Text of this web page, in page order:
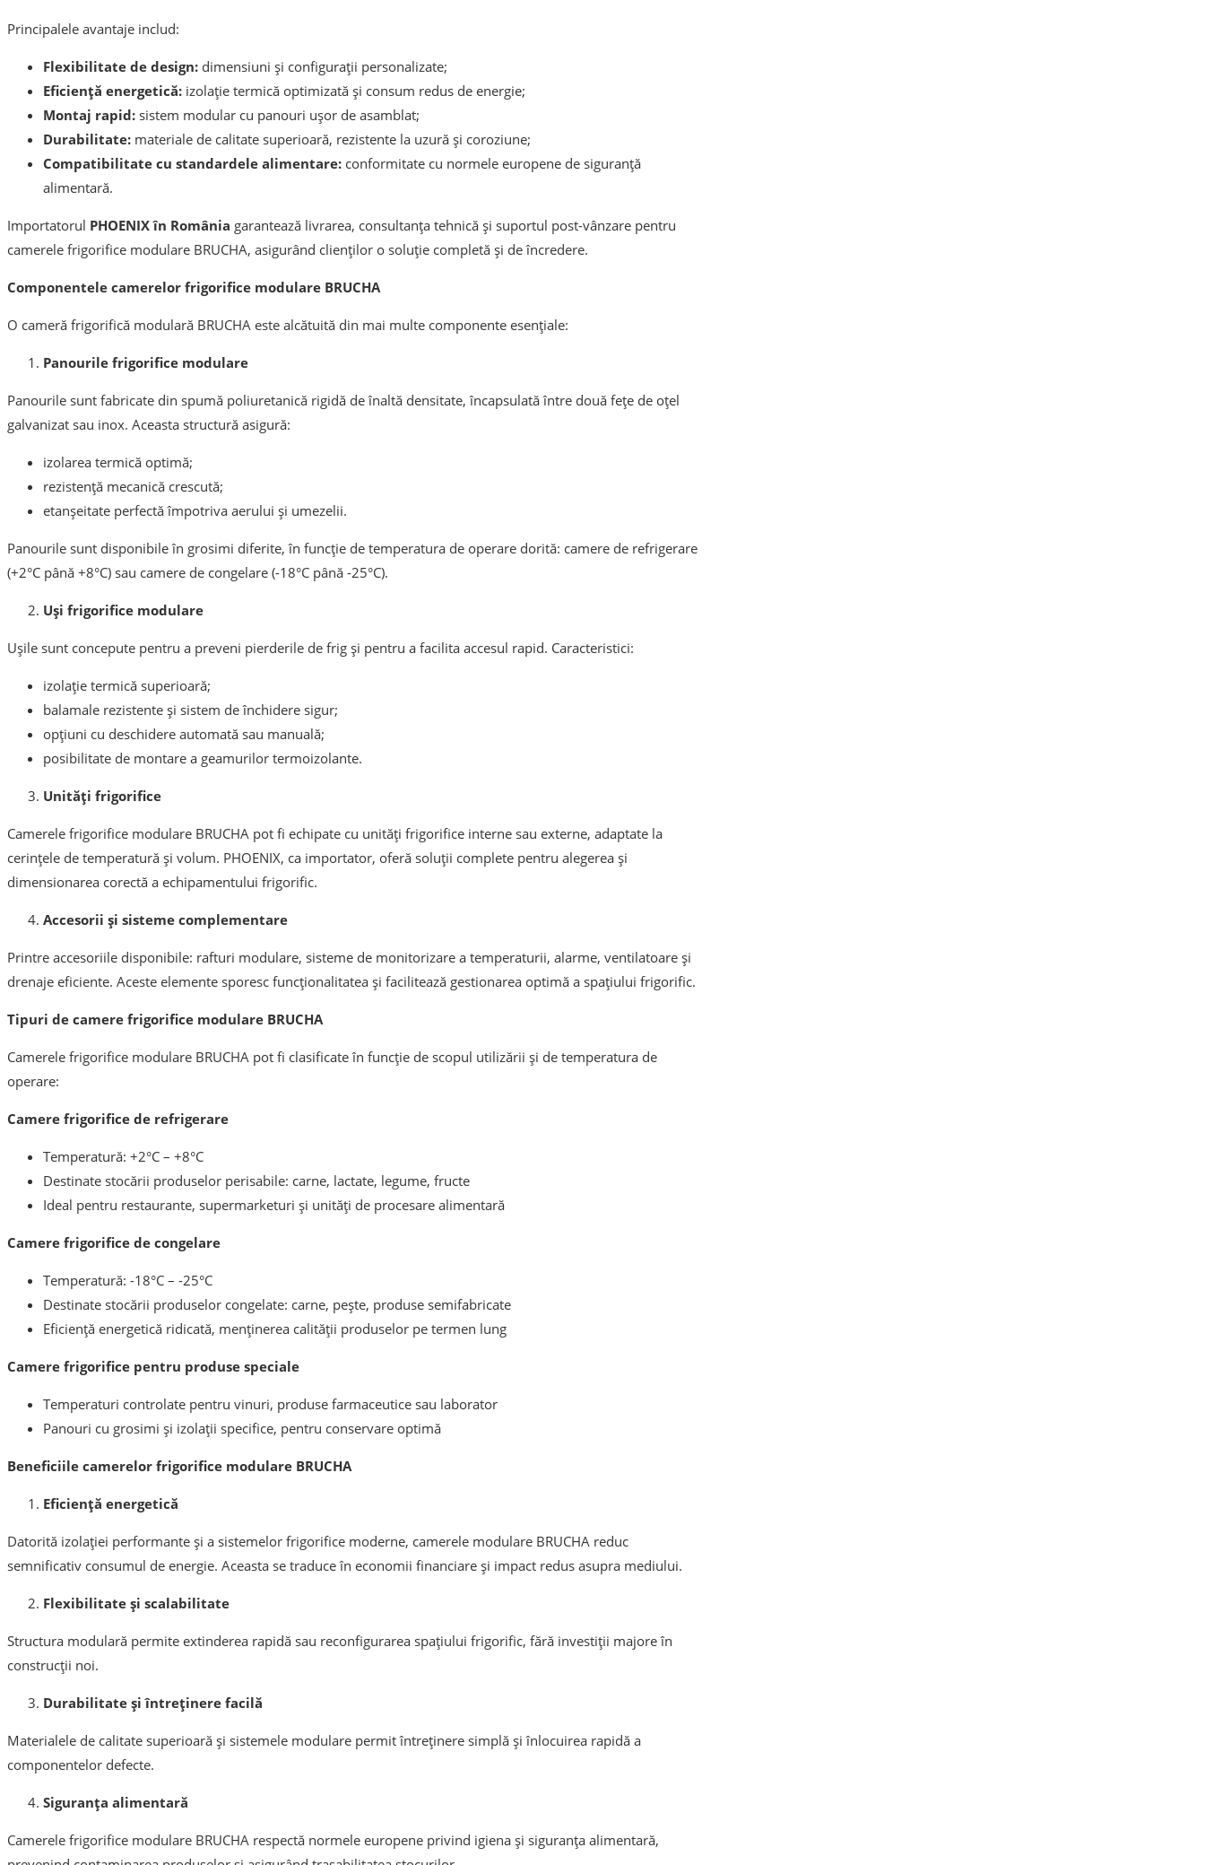
Principalele avantaje includ:
Flexibilitate de design: dimensiuni și configurații personalizate;
Eficiență energetică: izolație termică optimizată și consum redus de energie;
Montaj rapid: sistem modular cu panouri ușor de asamblat;
Durabilitate: materiale de calitate superioară, rezistente la uzură și coroziune;
Compatibilitate cu standardele alimentare: conformitate cu normele europene de siguranță
alimentară.
Importatorul PHOENIX în România garantează livrarea, consultanța tehnică și suportul post-vânzare pentru
camerele frigorifice modulare BRUCHA, asigurând clienților o soluție completă și de încredere.
Componentele camerelor frigorifice modulare BRUCHA
O cameră frigorifică modulară BRUCHA este alcătuită din mai multe componente esențiale:
Panourile frigorifice modulare
Panourile sunt fabricate din spumă poliuretanică rigidă de înaltă densitate, încapsulată între două fețe de oțel
galvanizat sau inox. Aceasta structură asigură:
izolarea termică optimă;
rezistență mecanică crescută;
etanșeitate perfectă împotriva aerului și umezelii.
Panourile sunt disponibile în grosimi diferite, în funcție de temperatura de operare dorită: camere de refrigerare
(+2°C până +8°C) sau camere de congelare (-18°C până -25°C).
Uși frigorifice modulare
Ușile sunt concepute pentru a preveni pierderile de frig și pentru a facilita accesul rapid. Caracteristici:
izolație termică superioară;
balamale rezistente și sistem de închidere sigur;
opțiuni cu deschidere automată sau manuală;
posibilitate de montare a geamurilor termoizolante.
Unități frigorifice
Camerele frigorifice modulare BRUCHA pot fi echipate cu unități frigorifice interne sau externe, adaptate la
cerințele de temperatură și volum. PHOENIX, ca importator, oferă soluții complete pentru alegerea și
dimensionarea corectă a echipamentului frigorific.
Accesorii și sisteme complementare
Printre accesoriile disponibile: rafturi modulare, sisteme de monitorizare a temperaturii, alarme, ventilatoare și
drenaje eficiente. Aceste elemente sporesc funcționalitatea și facilitează gestionarea optimă a spațiului frigorific.
Tipuri de camere frigorifice modulare BRUCHA
Camerele frigorifice modulare BRUCHA pot fi clasificate în funcție de scopul utilizării și de temperatura de
operare:
Camere frigorifice de refrigerare
Temperatură: +2°C – +8°C
Destinate stocării produselor perisabile: carne, lactate, legume, fructe
Ideal pentru restaurante, supermarketuri și unități de procesare alimentară
Camere frigorifice de congelare
Temperatură: -18°C – -25°C
Destinate stocării produselor congelate: carne, pește, produse semifabricate
Eficiență energetică ridicată, menținerea calității produselor pe termen lung
Camere frigorifice pentru produse speciale
Temperaturi controlate pentru vinuri, produse farmaceutice sau laborator
Panouri cu grosimi și izolații specifice, pentru conservare optimă
Beneficiile camerelor frigorifice modulare BRUCHA
Eficiență energetică
Datorită izolației performante și a sistemelor frigorifice moderne, camerele modulare BRUCHA reduc
semnificativ consumul de energie. Aceasta se traduce în economii financiare și impact redus asupra mediului.
Flexibilitate și scalabilitate
Structura modulară permite extinderea rapidă sau reconfigurarea spațiului frigorific, fără investiții majore în
construcții noi.
Durabilitate și întreținere facilă
Materialele de calitate superioară și sistemele modulare permit întreținere simplă și înlocuirea rapidă a
componentelor defecte.
Siguranța alimentară
Camerele frigorifice modulare BRUCHA respectă normele europene privind igiena și siguranța alimentară,